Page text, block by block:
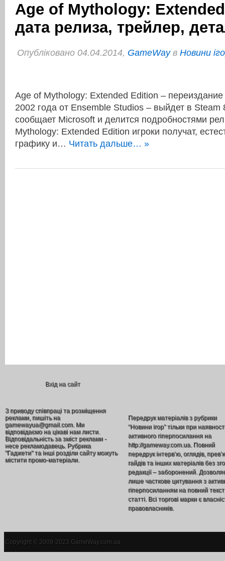
Age of Mythology:
дата релиза, трейлер,
Опубліковано 04.04.2014, GameWayв Новини
Age of Mythology: Extended Edition – переиздание
2002 года от Ensemble Studios – выйдет в
сообщает Microsoft и делится подробностями
Mythology: Extended Edition игроки получат,
графику и… Читать дальше… »
Вхід на сайт
З приводу співпраці та розміщення
реклами, пишіть на
gamewayua@gmail.com. Ми
відповідаємо на цікаві нам листи.
Відповідальність за зміст реклами -
несе рекламодавець. Рубрика
"Гаджети" та інші розділи сайту можуть
містити промо-матеріали.
Передрук матеріалів з рубрики
“Новини ігор” тільки при
активного гіперпосилання на
http://gameway.com.ua. Повний
передрук інтерв’ю, оглядів,
гайдів та інших матеріалів без
редакції – заборонений.
лише часткове цитування з
гіперпосиланням на повний текст
статті. Всі торгові марки є
правовласників.
Copyright © 2009-2023 GameWay.com.ua